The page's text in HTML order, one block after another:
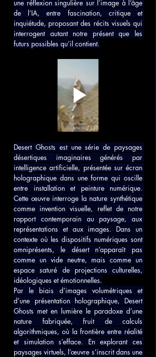
une réflexion singulière sur l’image à l’âge
de l’IA, entre fascination, critique et
inquiétude, proposant des récits visuels qui
interrogent autant notre présent que les
futurs possibles qu’il contient.
Desert Ghosts est une série de paysages
désertiques imaginaires générés par
intelligence artificielle, présentée sur écran
holographique dans une forme qui oscille
entre installation et peinture numérique.
Cette œuvre interroge la nature synthétique
comme invention visuelle, reflet de notre
rapport contemporain au paysage, aux
représentations et aux images. Dans un
contexte où les dispositifs numériques sont
omniprésents, le désert n’apparaît pas
comme un vide neutre, mais comme un
espace saturé de projections culturelles,
idéologiques et émotionnelles.
Par le biais d’images volumétriques et
d’une présentation holographique, Desert
Ghosts met en lumière le paradoxe d’une
nature fabriquée, fruit de calculs
algorithmiques, où la frontière entre réalité
et simulation s’efface. En explorant ces
paysages virtuels, l’œuvre s’inscrit dans une